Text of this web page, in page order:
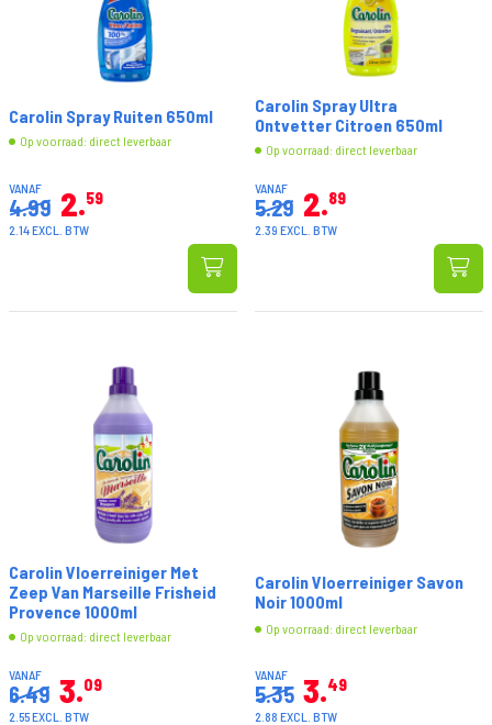
Carolin Spray Ruiten 650ml
Op voorraad: direct leverbaar
VANAF
4.99 2 59
2.14 EXCL. BTW
Carolin Spray Ultra
Ontvetter Citroen 650ml
Op voorraad: direct leverbaar
VANAF
5.29 2 89
2.39 EXCL. BTW
Carolin Vloerreiniger Met
Zeep Van Marseille Frisheid
Provence 1000ml
Op voorraad: direct leverbaar
VANAF
6.49 3 09
2.55 EXCL. BTW
Carolin Vloerreiniger Savon
Noir 1000ml
Op voorraad: direct leverbaar
VANAF
5.35 3 49
2.88 EXCL. BTW